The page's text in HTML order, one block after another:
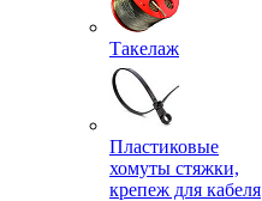
Такелаж
Пластиковые
хомуты стяжки,
крепеж для кабеля